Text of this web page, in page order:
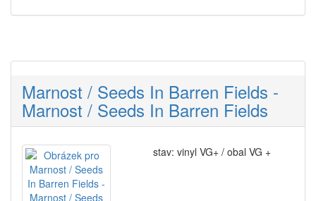
Marnost / Seeds In Barren Fields -
Marnost / Seeds In Barren Fields
stav: vinyl VG+ / obal VG +